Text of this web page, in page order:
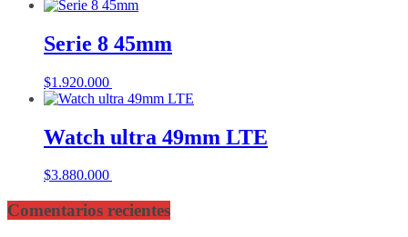
Serie 8 45mm
$1.920.000
Watch ultra 49mm LTE
$3.880.000
Comentarios recientes